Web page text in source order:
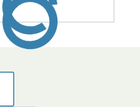
Loading...
Loading...
Loading...